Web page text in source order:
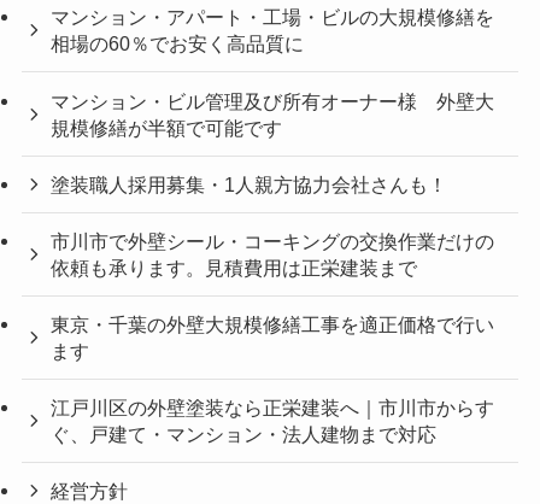
マンション・アパート・工場・ビルの大規模修繕を
相場の60％でお安く高品質に
マンション・ビル管理及び所有オーナー様 外壁大
規模修繕が半額で可能です
塗装職人採用募集・1人親方協力会社さんも！
市川市で外壁シール・コーキングの交換作業だけの
依頼も承ります。見積費用は正栄建装まで
東京・千葉の外壁大規模修繕工事を適正価格で行い
ます
江戸川区の外壁塗装なら正栄建装へ｜市川市からす
ぐ、戸建て・マンション・法人建物まで対応
経営方針